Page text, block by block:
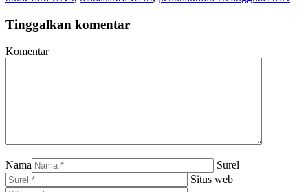
Tinggalkan komentar
Komentar
Nama
Surel
Situs web